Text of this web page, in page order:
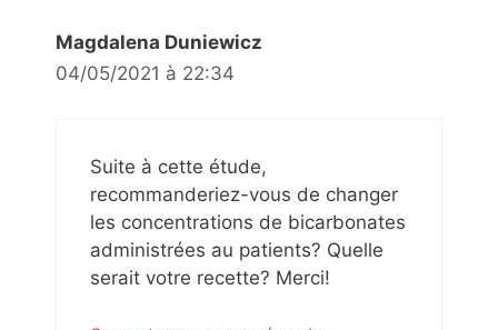
Magdalena Duniewicz
04/05/2021 à 22:34
Suite à cette étude,
recommanderiez-vous de changer
les concentrations de bicarbonates
administrées au patients? Quelle
serait votre recette? Merci!